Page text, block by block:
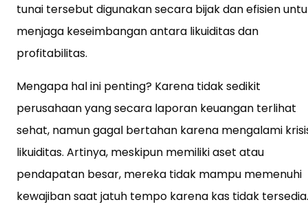
tunai tersebut digunakan secara bijak dan efisien
menjaga keseimbangan antara likuiditas dan
profitabilitas.
Mengapa hal ini penting? Karena tidak sedikit
perusahaan yang secara laporan keuangan terlihat
sehat, namun gagal bertahan karena mengalami
likuiditas. Artinya, meskipun memiliki aset atau
pendapatan besar, mereka tidak mampu memenuhi
kewajiban saat jatuh tempo karena kas tidak tersedia.